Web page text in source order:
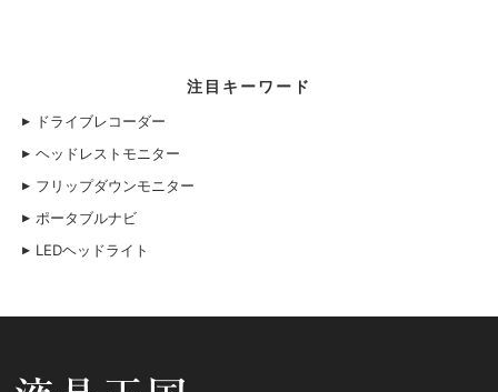
注目キーワード
ドライブレコーダー
ヘッドレストモニター
フリップダウンモニター
ポータブルナビ
LEDヘッドライト